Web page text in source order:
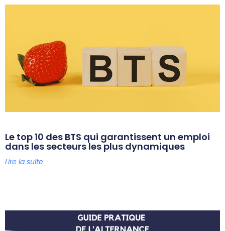
Le top 10 des BTS qui garantissent un emploi
dans les secteurs les plus dynamiques
Lire la suite